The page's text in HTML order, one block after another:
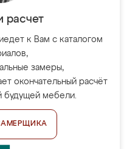
расчет
к Вам с каталогом
замеры,
окончательный расчёт
будущей мебели.